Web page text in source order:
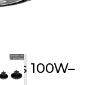
100W–